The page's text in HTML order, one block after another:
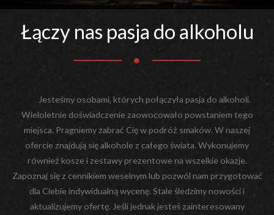
Łączy nas pasja do alkoholu
Jesteśmy osobami, których połączyła pasja do alkoholi.
Wieloletnie doświadczenie zaowocowało powstaniem tego
miejsca. Pragniemy zabrać Cię w podróż smaków. W naszej
ofercie znajdują się alkohole z całego świata. Wykonujemy
również kosze i zestawy prezentowe na wszelkie okazje.
Zapoznaj się z cennikiem weselnym lub pozwól nam przygotować
dla Ciebie indywidualną wycenę. Stale śledzimy nowości i
aktualizujemy ofertę. Jeśli jednak jesteś zainteresowany